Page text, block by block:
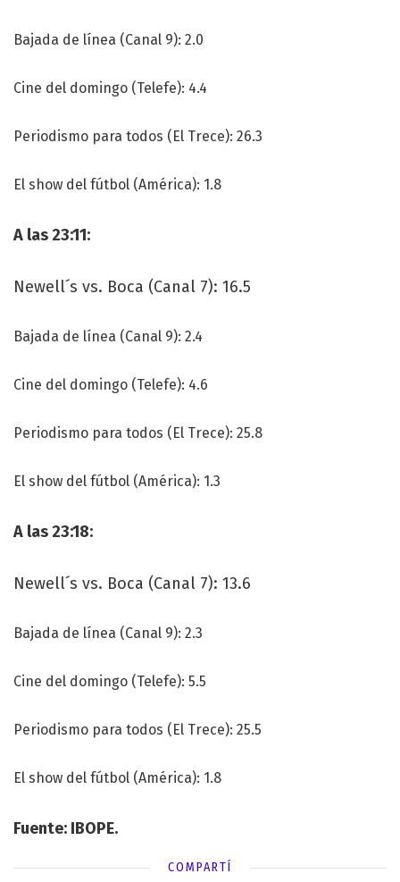
Bajada de línea (Canal 9): 2.0
Cine del domingo (Telefe): 4.4
Periodismo para todos (El Trece): 26.3
El show del fútbol (América): 1.8
A las 23:11:
Newell´s vs. Boca (Canal 7): 16.5
Bajada de línea (Canal 9): 2.4
Cine del domingo (Telefe): 4.6
Periodismo para todos (El Trece): 25.8
El show del fútbol (América): 1.3
A las 23:18:
Newell´s vs. Boca (Canal 7): 13.6
Bajada de línea (Canal 9): 2.3
Cine del domingo (Telefe): 5.5
Periodismo para todos (El Trece): 25.5
El show del fútbol (América): 1.8
Fuente: IBOPE.
COMPARTÍ